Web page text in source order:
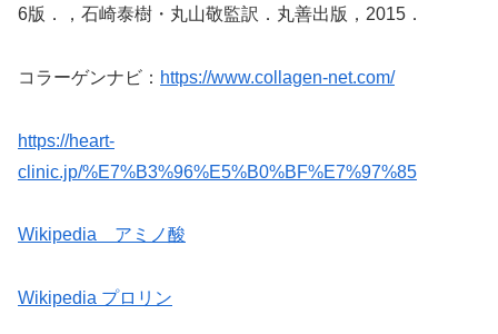
6版．，石崎泰樹・丸山敬監訳．丸善出版，2015．
コラーゲンナビ： https://www.collagen-net.com/
https://heart-
clinic.jp/%E7%B3%96%E5%B0%BF%E7%97%85
Wikipedia アミノ酸
Wikipedia プロリン